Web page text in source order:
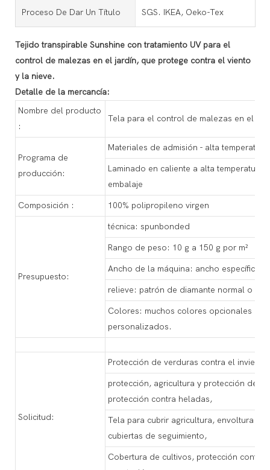
Proceso De Dar Un Título SGS. IKEA, Oeko-Tex
Tejido transpirable Sunshine con tratamiento UV para el
control de malezas en el jardín, que protege contra el viento
y la nieve.
Detalle de la mercancía:
Nombre del producto
:
Tela para el control de malezas en el
Programa de
producción:
Materiales de admisión - alta
Laminado en caliente a alta temperatura
embalaje
Composición : 100% polipropileno virgen
Presupuesto:
técnica: spunbonded
Rango de peso: 10 g a 150 g por m²
Ancho de la máquina: ancho específico,
relieve: patrón de diamante normal o
Colores: muchos colores opcionales
personalizados.
Solicitud:
Protección de verduras contra el
protección, agricultura y protección de
protección contra heladas,
Tela para cubrir agricultura, envoltura
cubiertas de seguimiento,
Cobertura de cultivos, protección contra